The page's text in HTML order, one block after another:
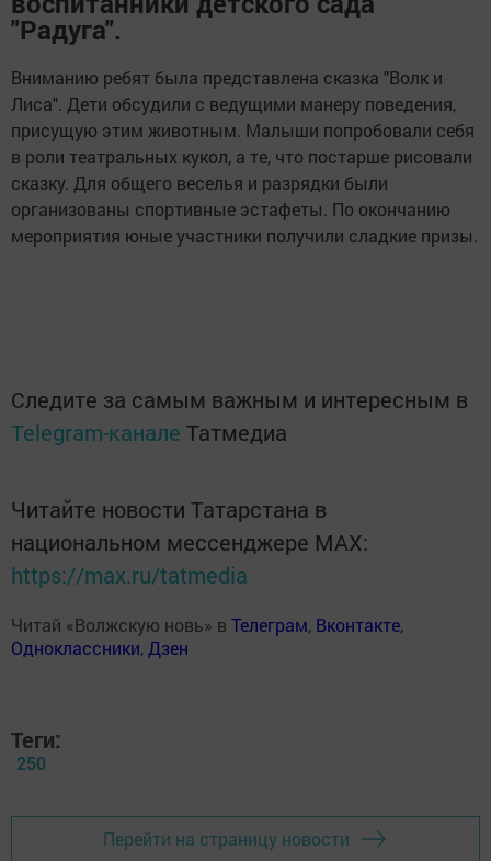
"Радуга".
Вниманию ребят была представлена сказка "Волк и
Лиса". Дети обсудили с ведущими манеру поведения,
присущую этим животным. Малыши попробовали себя
в роли театральных кукол, а те, что постарше рисовали
сказку. Для общего веселья и разрядки были
организованы спортивные эстафеты. По окончанию
мероприятия юные участники получили сладкие призы.
Следите за самым важным и интересным в
Telegram-канале Татмедиа
Читайте новости Татарстана в
национальном мессенджере MАХ:
https://max.ru/tatmedia
Читай «Волжскую новь» в Телеграм, Вконтакте,
Одноклассники, Дзен
Теги:
250
Перейти на страницу новости